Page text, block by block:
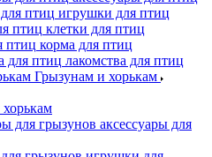
игрушки для птиц
клетки для птиц
корма для птиц
лакомства для птиц
Грызунам и хорькам
аксессуары для